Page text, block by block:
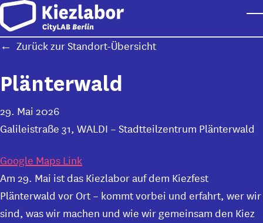
Skip to main content
Zurück zur Standort-Übersicht
Plänterwald
29. Mai 2026
Galileistraße 31, WALDI – Stadtteilzentrum Plänterwald
Google Maps Link
Am 29. Mai ist das Kiezlabor auf dem Kiezfest
Plänterwald vor Ort – kommt vorbei und erfahrt, wer wir
sind, was wir machen und wie wir gemeinsam den Kiez